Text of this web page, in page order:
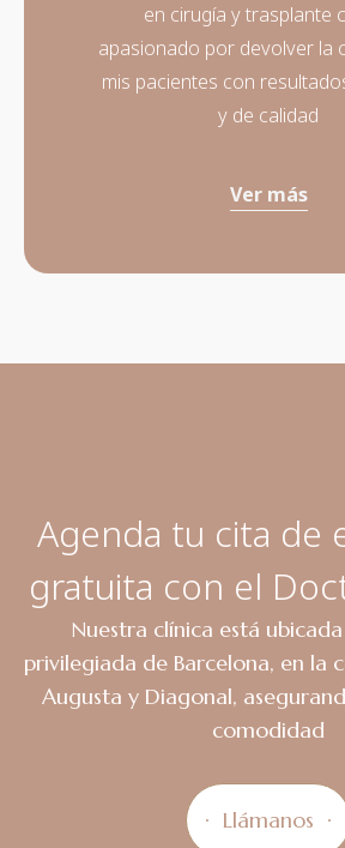
en cirugía y trasplante
apasionado por devolver la
mis pacientes con
y de calidad
Ver más
Agenda tu cita de
gratuita con el
Nuestra clínica está
privilegiada de Barcelona, en la
Augusta y Diagonal,
comodidad
Llámanos